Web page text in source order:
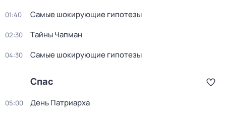
01:40 Самые шoкиpующие гипотезы
02:30 Тaйны Чапман
04:30 Самые шoкиpующие гипотезы
Спас
05:00 Дeнь Патриаpха